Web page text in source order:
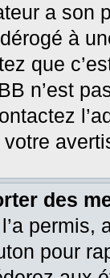
a son
à
que
n’est
des
pour